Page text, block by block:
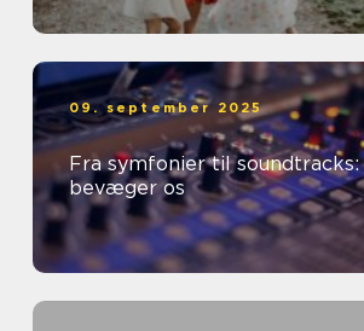
09. september 2025
Fra symfonier til soundtracks:
bevæger os